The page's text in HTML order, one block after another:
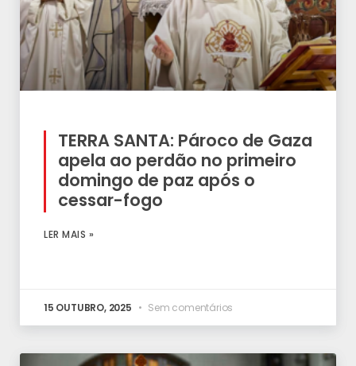
TERRA SANTA: Pároco de Gaza
apela ao perdão no primeiro
domingo de paz após o
cessar-fogo
LER MAIS »
15 OUTUBRO, 2025 Sem comentários